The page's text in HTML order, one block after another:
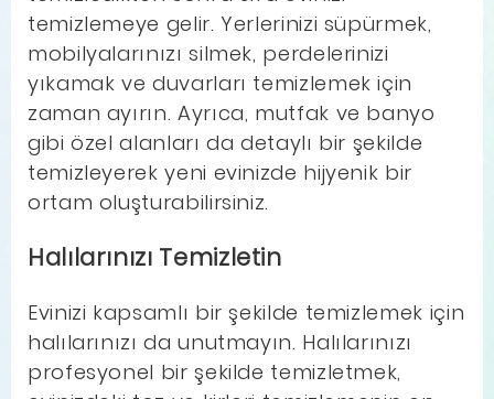
temizlemeye gelir. Yerlerinizi süpürmek,
mobilyalarınızı silmek, perdelerinizi
yıkamak ve duvarları temizlemek için
zaman ayırın. Ayrıca, mutfak ve banyo
gibi özel alanları da detaylı bir şekilde
temizleyerek yeni evinizde hijyenik bir
ortam oluşturabilirsiniz.
Halılarınızı Temizletin
Evinizi kapsamlı bir şekilde temizlemek için
halılarınızı da unutmayın. Halılarınızı
profesyonel bir şekilde temizletmek,